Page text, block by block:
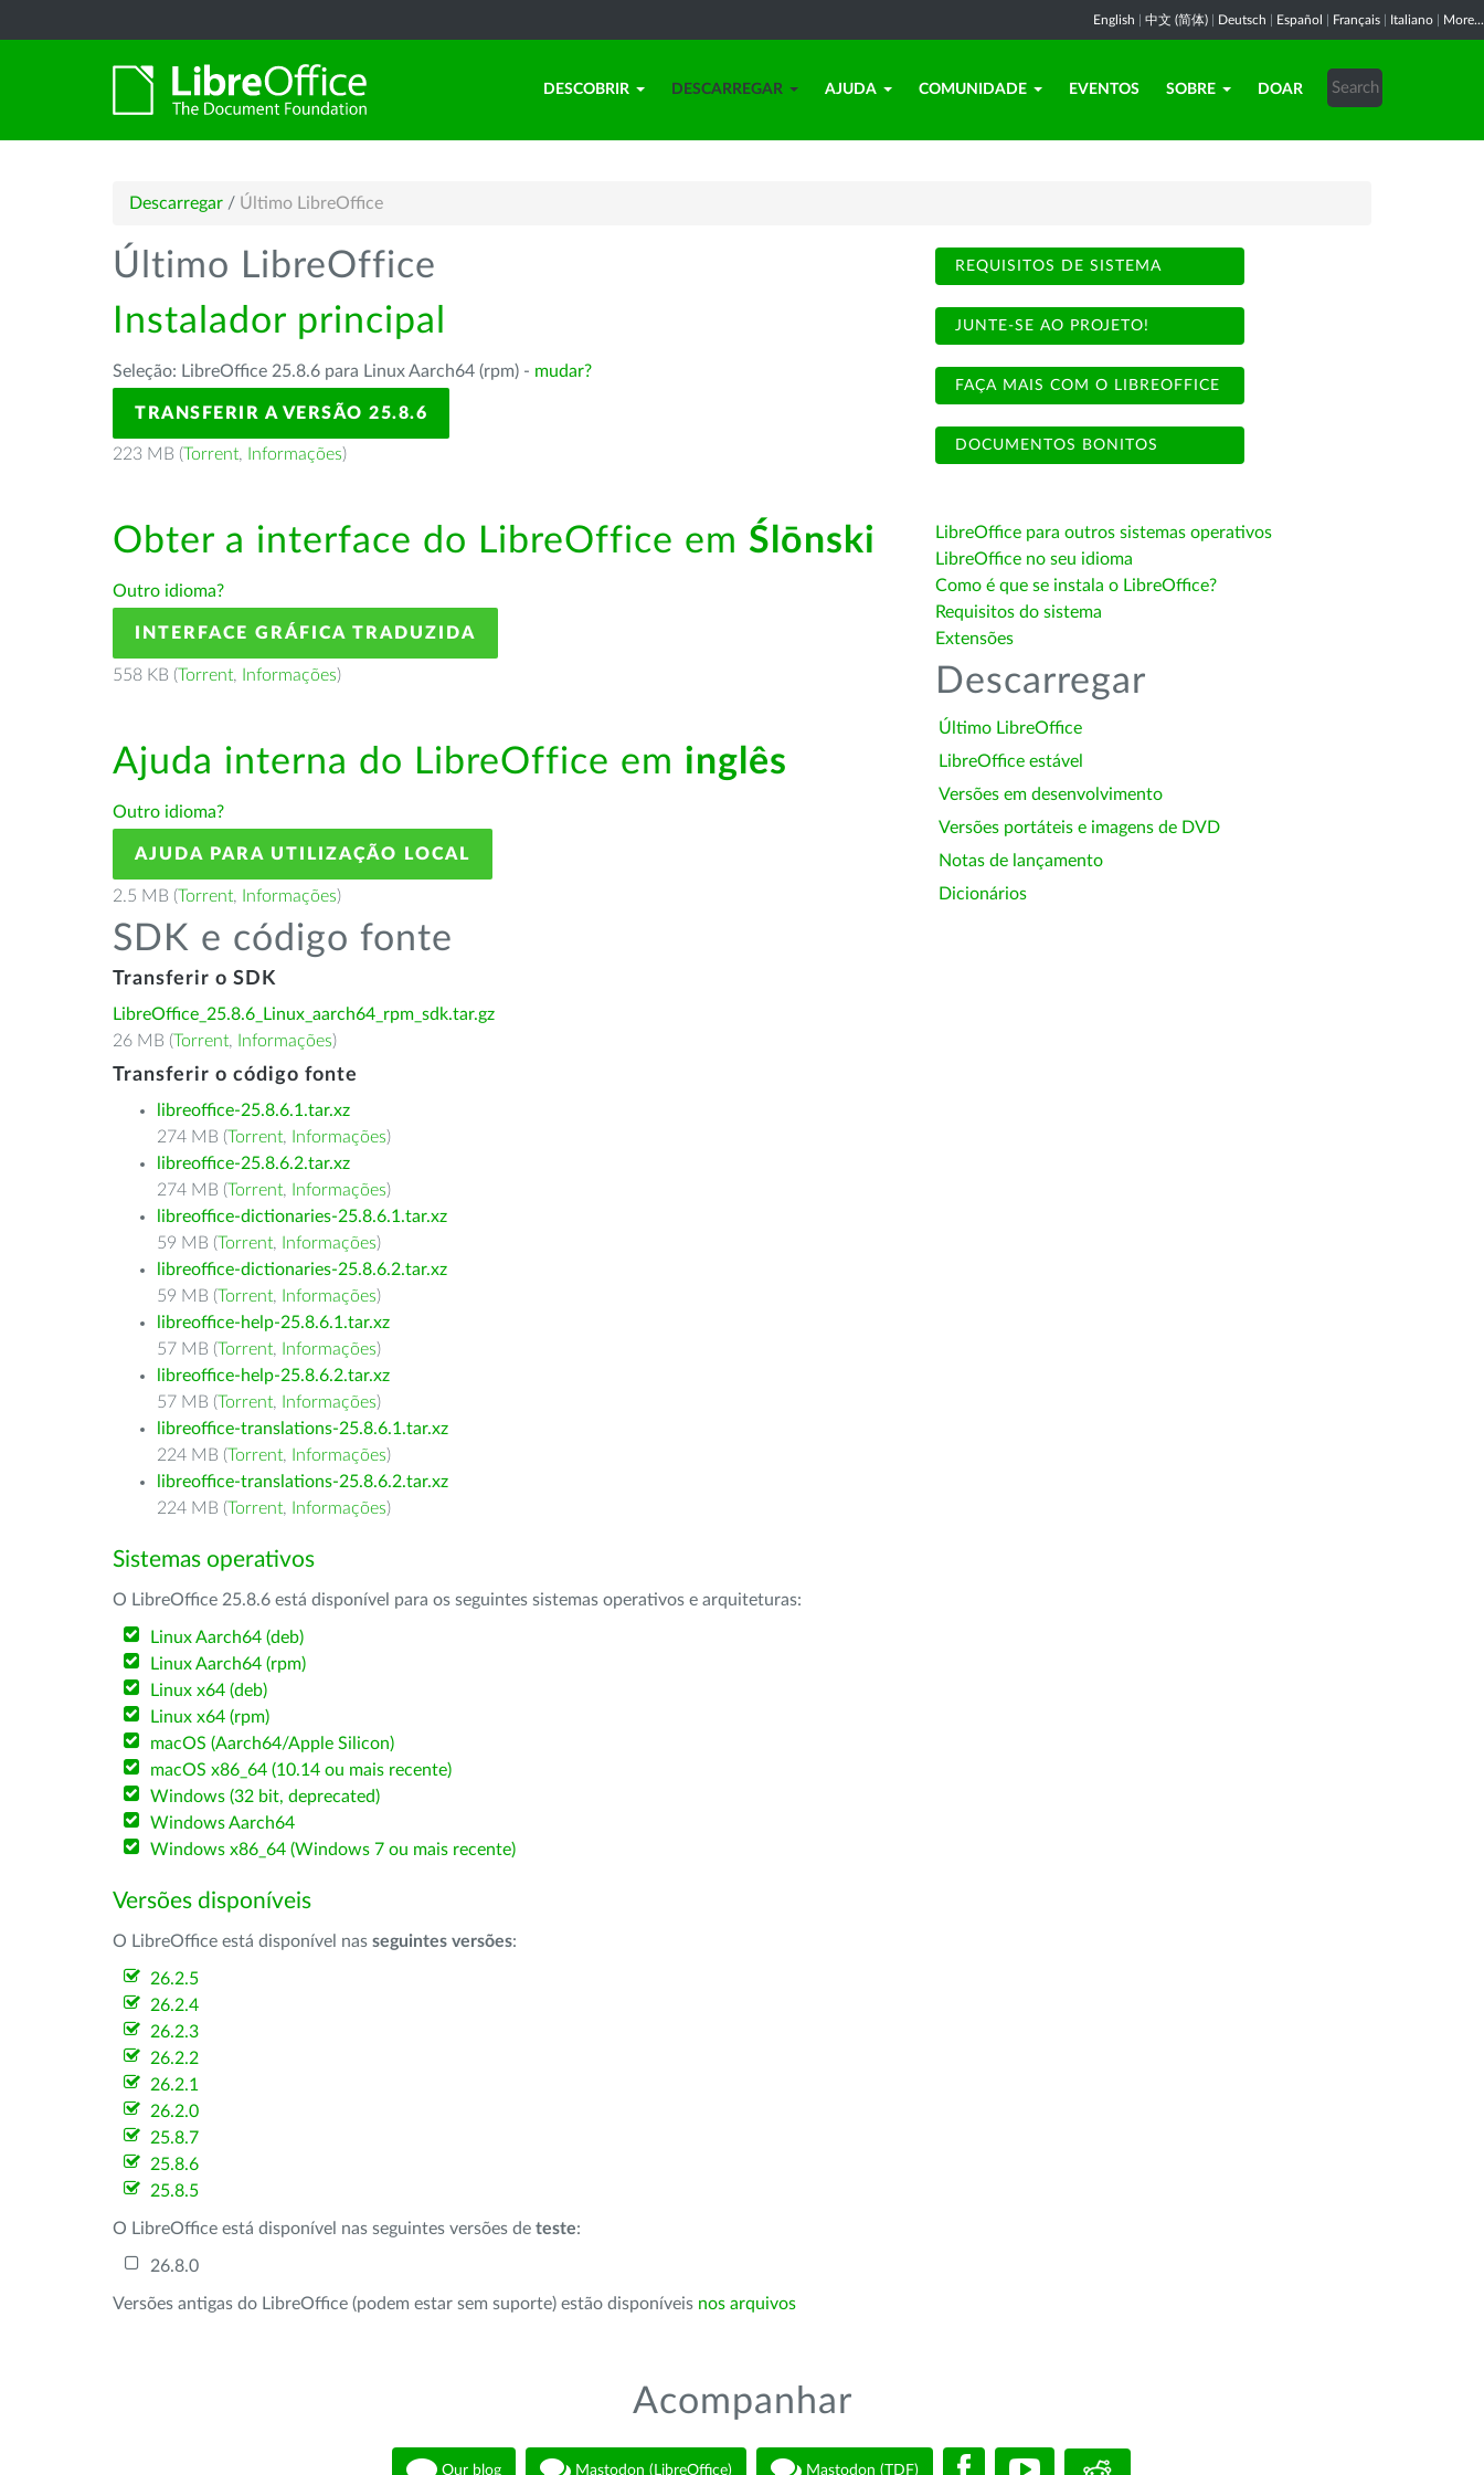
English 中文 (简体) Deutsch Español Français Italiano More...
DESCOBRIR DESCARREGAR AJUDA COMUNIDADE EVENTOS SOBRE DOAR
Descarregar / Último LibreOffice
Último LibreOffice
Instalador principal
Seleção: LibreOffice 25.8.6 para Linux Aarch64 (rpm) - mudar?
TRANSFERIR A VERSÃO 25.8.6
223 MB (Torrent, Informações)
Obter a interface do LibreOffice em Ślōnski
Outro idioma?
INTERFACE GRÁFICA TRADUZIDA
558 KB (Torrent, Informações)
Ajuda interna do LibreOffice em inglês
Outro idioma?
AJUDA PARA UTILIZAÇÃO LOCAL
2.5 MB (Torrent, Informações)
SDK e código fonte
Transferir o SDK
LibreOffice_25.8.6_Linux_aarch64_rpm_sdk.tar.gz
26 MB (Torrent, Informações)
Transferir o código fonte
libreoffice-25.8.6.1.tar.xz
274 MB (Torrent, Informações)
libreoffice-25.8.6.2.tar.xz
274 MB (Torrent, Informações)
libreoffice-dictionaries-25.8.6.1.tar.xz
59 MB (Torrent, Informações)
libreoffice-dictionaries-25.8.6.2.tar.xz
59 MB (Torrent, Informações)
libreoffice-help-25.8.6.1.tar.xz
57 MB (Torrent, Informações)
libreoffice-help-25.8.6.2.tar.xz
57 MB (Torrent, Informações)
libreoffice-translations-25.8.6.1.tar.xz
224 MB (Torrent, Informações)
libreoffice-translations-25.8.6.2.tar.xz
224 MB (Torrent, Informações)
Sistemas operativos
O LibreOffice 25.8.6 está disponível para os seguintes sistemas operativos e arquiteturas:
Linux Aarch64 (deb)
Linux Aarch64 (rpm)
Linux x64 (deb)
Linux x64 (rpm)
macOS (Aarch64/Apple Silicon)
macOS x86_64 (10.14 ou mais recente)
Windows (32 bit, deprecated)
Windows Aarch64
Windows x86_64 (Windows 7 ou mais recente)
Versões disponíveis
O LibreOffice está disponível nas seguintes versões:
26.2.5
26.2.4
26.2.3
26.2.2
26.2.1
26.2.0
25.8.7
25.8.6
25.8.5
O LibreOffice está disponível nas seguintes versões de teste:
26.8.0
Versões antigas do LibreOffice (podem estar sem suporte) estão disponíveis nos arquivos
REQUISITOS DE SISTEMA
JUNTE-SE AO PROJETO!
FAÇA MAIS COM O LIBREOFFICE
DOCUMENTOS BONITOS
LibreOffice para outros sistemas operativos
LibreOffice no seu idioma
Como é que se instala o LibreOffice?
Requisitos do sistema
Extensões
Descarregar
Último LibreOffice
LibreOffice estável
Versões em desenvolvimento
Versões portáteis e imagens de DVD
Notas de lançamento
Dicionários
Acompanhar
Our blog Mastodon (LibreOffice) Mastodon (TDF)